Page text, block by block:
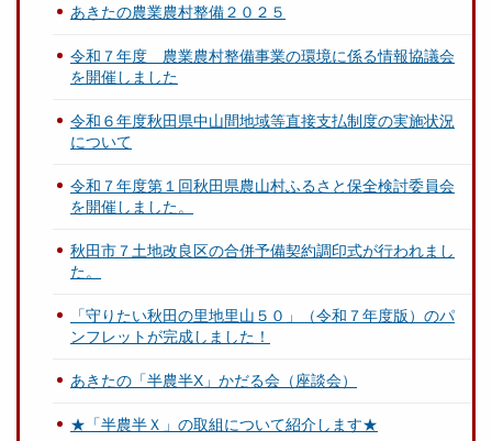
あきたの農業農村整備２０２５
令和７年度 農業農村整備事業の環境に係る情報協議会
を開催しました
令和６年度秋田県中山間地域等直接支払制度の実施状況
について
令和７年度第１回秋田県農山村ふるさと保全検討委員会
を開催しました。
秋田市７土地改良区の合併予備契約調印式が行われまし
た。
「守りたい秋田の里地里山５０」（令和７年度版）のパ
ンフレットが完成しました！
あきたの「半農半X」かだる会（座談会）
★「半農半Ｘ」の取組について紹介します★